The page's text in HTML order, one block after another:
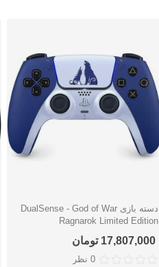
دوست داشتن
دسته بازی DualSense - God of War
Ragnarok Limited Edition
17,807,000 تومان
0 نظر